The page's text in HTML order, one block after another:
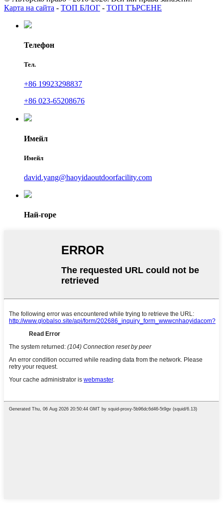
Карта на сайта - ТОП БЛОГ - ТОП ТЪРСЕНЕ
Телефон
Тел.
+86 19923298837
+86 023-65208676
Имейл
Имейл
david.yang@haoyidaoutdoorfacility.com
Най-горе